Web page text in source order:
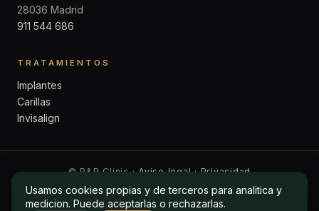
28036 Madrid
911 544 686
TRATAMIENTOS
Implantes
Carillas
Invisalign
© P&P Clinic ·Aviso legal·Privacidad
Usamos cookies propias y de terceros para analitica y
medicion. Puede aceptarlas o rechazarlas.
Usamos cookies propias y de terceros para analitica y
medicion. Puede aceptarlas o rechazarlas.